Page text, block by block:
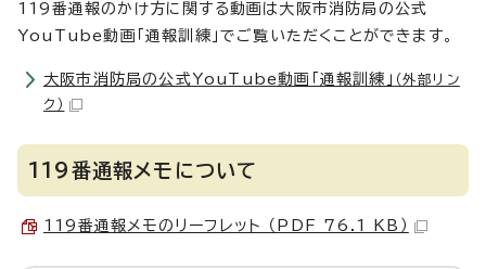
119番通報のかけ方に関する動画は大阪市消防局の公式
YouTube動画「通報訓練」でご覧いただくことができます。
大阪市消防局の公式YouTube動画「通報訓練」 （外部リン
ク）
119番通報メモについて
119番通報メモのリーフレット （PDF 76.1 KB）